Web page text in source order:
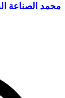
محمد الصناعة